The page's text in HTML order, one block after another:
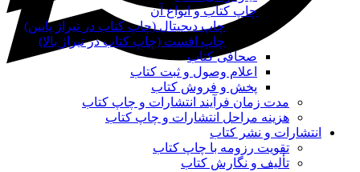
چاپ کتاب و انواع آن
چاپ دیجیتال (چاپ کتاب در تیراژ پایین)
چاپ افست (چاپ کتاب در تیراژ بالا)
صحافی کتاب
اعلام وصول و ثبت کتاب
پخش و فروش کتاب
مدت زمان فرآیند انتشارات و چاپ کتاب
هزینه مراحل انتشارات و چاپ کتاب
انتشارات و نشر کتاب
تقویت رزومه با چاپ کتاب
تألیف و نگارش کتاب